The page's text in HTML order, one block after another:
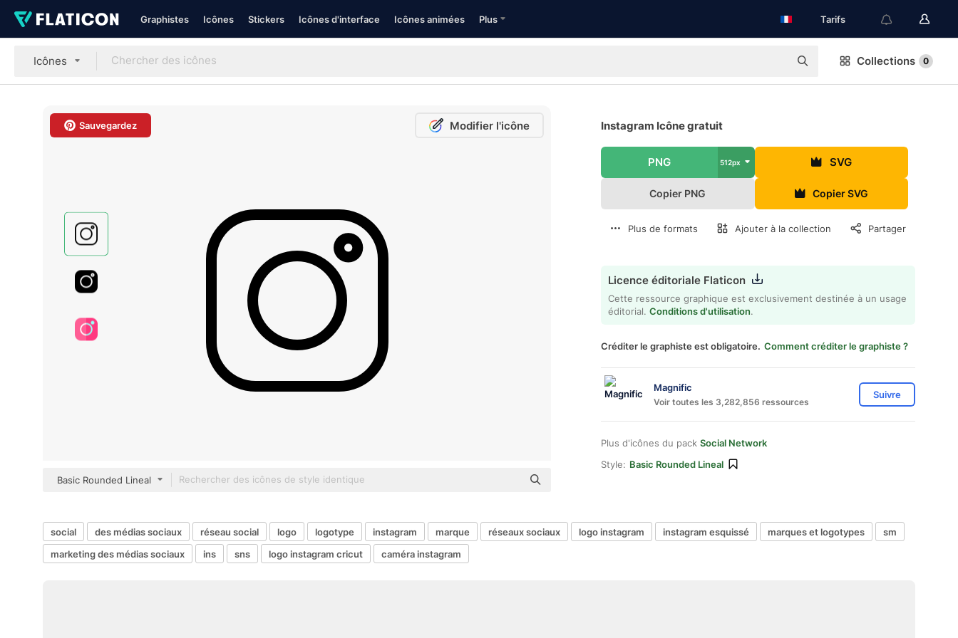
Graphistes Icônes Stickers Icônes d'interface Icônes animées Plus Tarifs
Icônes Collections 0
Sauvegardez Modifier l'icône
Basic Rounded Lineal
Instagram Icône gratuit
PNG 512px SVG
Copier PNG Copier SVG
Plus de formats Ajouter à la collection Partager
Licence éditoriale Flaticon
Cette ressource graphique est exclusivement destinée à un usage
éditorial. Conditions d'utilisation.
Créditer le graphiste est obligatoire. Comment créditer le graphiste ?
Magnific
Voir toutes les 3,282,856 ressources
Suivre
Plus d'icônes du pack Social Network
Style: Basic Rounded Lineal
social des médias sociaux réseau social logo logotype instagram marque réseaux sociaux logo instagram instagram esquissé marques et logotypes
sm
marketing des médias sociaux
ins sns logo instagram cricut caméra instagram